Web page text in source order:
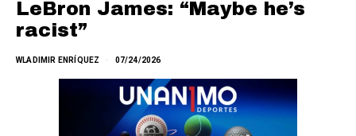
LeBron James: “Maybe he’s
racist”
WLADIMIR ENRÍQUEZ 07/24/2026